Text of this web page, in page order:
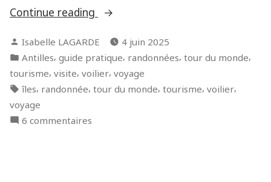
Continue reading
« Un
au
revoir
en
Guadeloupe
Posted
by
Isabelle LAGARDE
4 juin 2025
Posted
in
Antilles, guide pratique, randonnées, tour du monde,
tourisme, visite, voilier, voyage
Tags:
îles, randonnée, tour du monde, tourisme, voilier,
voyage
6 commentaires